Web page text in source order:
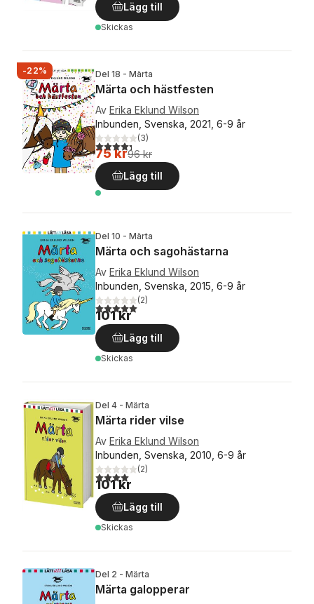
Lägg till
Skickas
-22% Del 18 - Märta
Märta och hästfesten
Av Erika Eklund Wilson
Inbunden, Svenska, 2021, 6-9 år
4,3utav 5 stjärnor. Totalt antal röster:
(3)
75 kr96 kr
Lägg till
Del 10 - Märta
Märta och sagohästarna
Av Erika Eklund Wilson
Inbunden, Svenska, 2015, 6-9 år
5,0utav 5 stjärnor. Totalt antal röster:
(2)
101 kr
Lägg till
Skickas
Del 4 - Märta
Märta rider vilse
Av Erika Eklund Wilson
Inbunden, Svenska, 2010, 6-9 år
4,0utav 5 stjärnor. Totalt antal röster:
(2)
101 kr
Lägg till
Skickas
Del 2 - Märta
Märta galopperar